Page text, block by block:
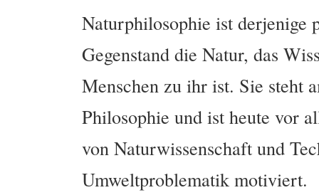
Naturphilosophie ist derjenige
Gegenstand die Natur, das
Menschen zu ihr ist. Sie steht
Philosophie und ist heute vor
von Naturwissenschaft und
Umweltproblematik motiviert.